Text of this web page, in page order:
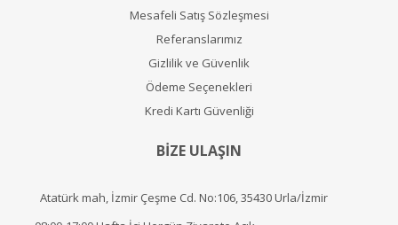
Mesafeli Satış Sözleşmesi
Referanslarımız
Gizlilik ve Güvenlik
Ödeme Seçenekleri
Kredi Kartı Güvenliği
BİZE ULAŞIN
Atatürk mah, İzmir Çeşme Cd. No:106, 35430 Urla/İzmir